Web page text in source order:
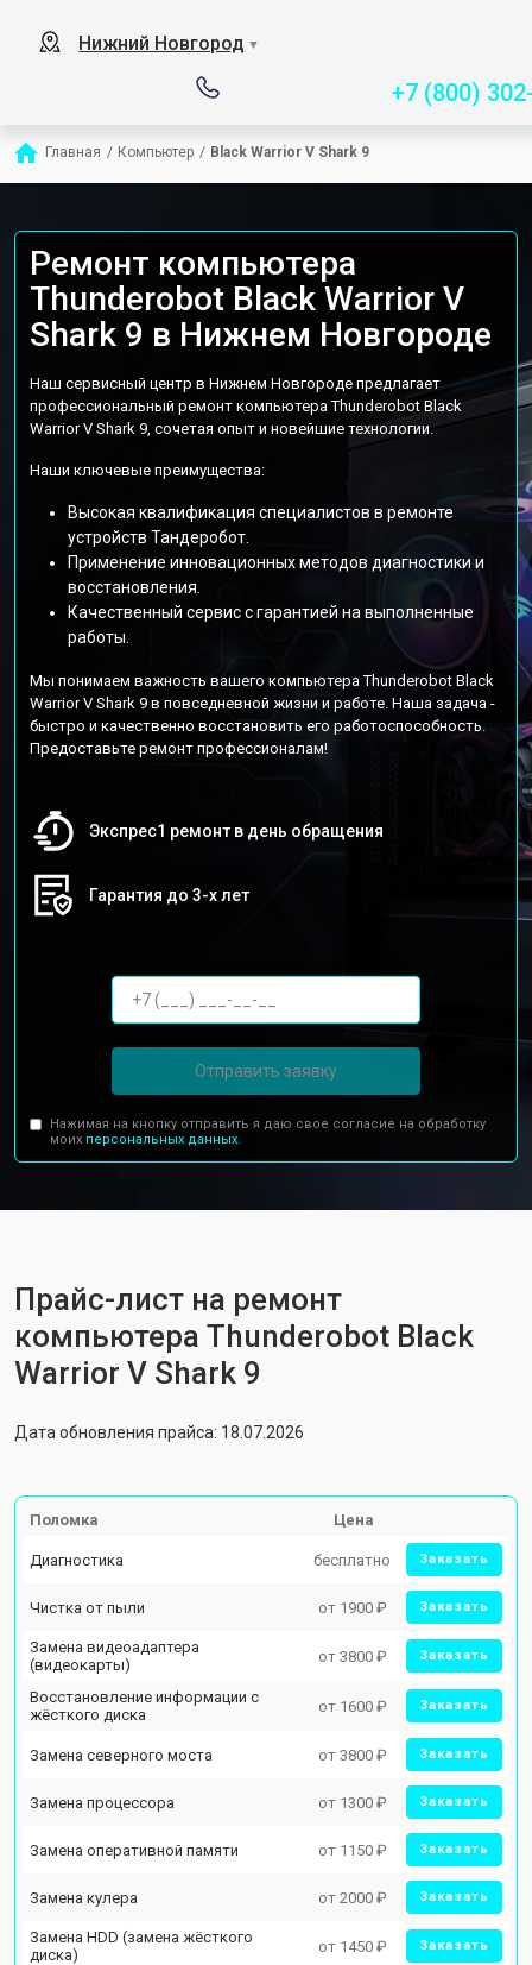
Нижний Новгород ▼
+7 (800)
Главная / Компьютер / Black Warrior V Shark 9
Ремонт компьютера
Thunderobot Black Warrior V
Shark 9 в Нижнем Новгороде
Наш сервисный центр в Нижнем Новгороде предлагает
профессиональный ремонт компьютера Thunderobot Black
Warrior V Shark 9, сочетая опыт и новейшие технологии.
Наши ключевые преимущества:
Высокая квалификация специалистов в ремонте
устройств Тандеробот.
Применение инновационных методов диагностики и
восстановления.
Качественный сервис с гарантией на выполненные
работы.
Мы понимаем важность вашего компьютера Thunderobot Black
Warrior V Shark 9 в повседневной жизни и работе. Наша задача -
быстро и качественно восстановить его работоспособность.
Предоставьте ремонт профессионалам!
Экспрес1 ремонт в день обращения
Гарантия до 3-х лет
Отправить заявку
Нажимая на кнопку отправить я даю свое согласие на обработку
моих персональных данных.
Прайс-лист на ремонт
компьютера Thunderobot Black
Warrior V Shark 9
Дата обновления прайса: 18.07.2026
Поломка Цена
Диагностика бесплатно Заказать
Чистка от пыли от 1900 ₽ Заказать
Замена видеоадаптера
(видеокарты)
от 3800 ₽ Заказать
Восстановление информации с
жёсткого диска
от 1600 ₽ Заказать
Замена северного моста от 3800 ₽ Заказать
Замена процессора от 1300 ₽ Заказать
Замена оперативной памяти от 1150 ₽ Заказать
Замена кулера от 2000 ₽ Заказать
Замена HDD (замена жёсткого
диска)
от 1450 ₽ Заказать